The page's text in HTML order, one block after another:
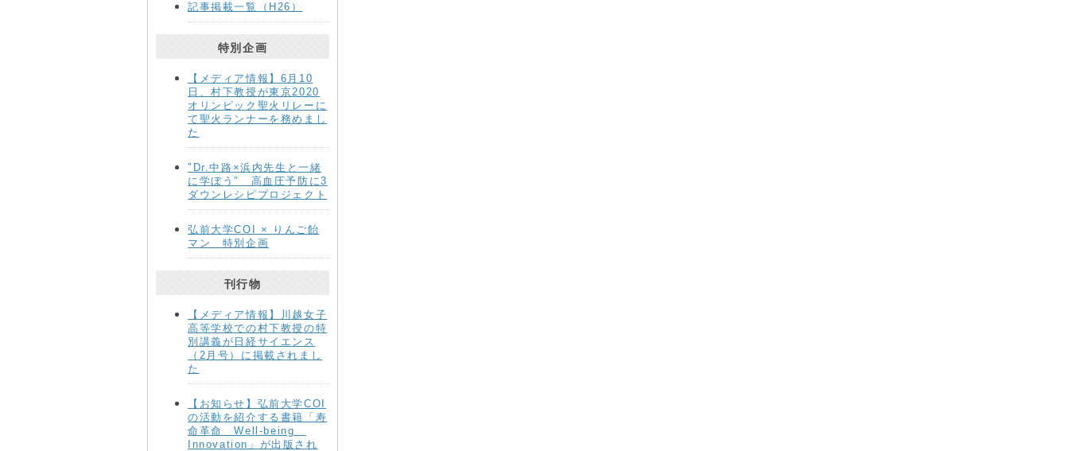
記事掲載一覧（H26）
特別企画
【メディア情報】6月10
日、村下教授が東京2020
オリンピック聖火リレーに
て聖火ランナーを務めまし
た
″Dr.中路×浜内先生と一緒
に学ぼう″ 高血圧予防に3
ダウンレシピプロジェクト
弘前大学COI × りんご飴
マン 特別企画
刊行物
【メディア情報】川越女子
高等学校での村下教授の特
別講義が日経サイエンス
（2月号）に掲載されまし
た
【お知らせ】弘前大学COI
の活動を紹介する書籍「寿
命革命 Well-being
Innovation」が出版され